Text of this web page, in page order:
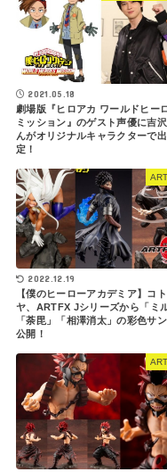
2021.05.18
劇場版『ヒロアカ ワールドヒー
ミッション』のゲスト声優に吉
んがオリジナルキャラクターで
定！
2022.12.19
【僕のヒーローアカデミア】コ
ヤ、ARTFX Jシリーズから「ミル
「荼毘」「相澤消太」の彩色サ
公開！